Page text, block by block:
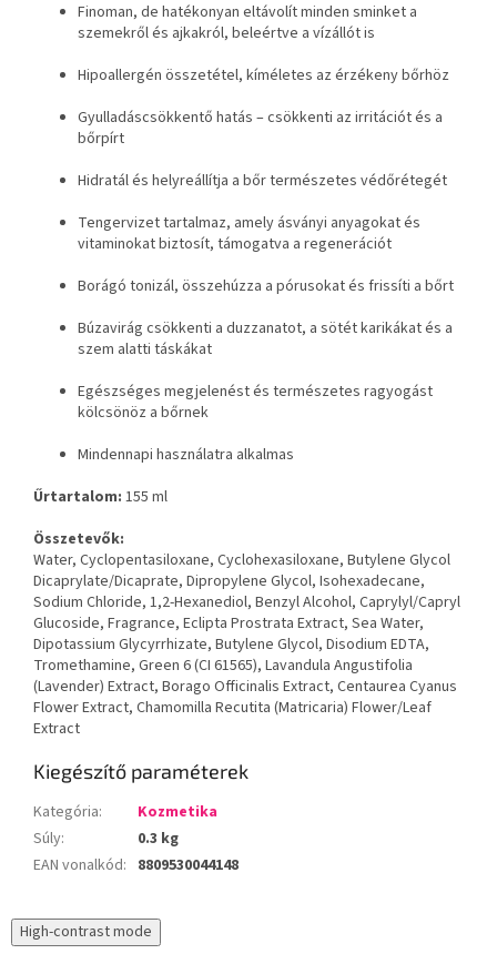
Finoman, de hatékonyan eltávolít minden sminket a
szemekről és ajkakról, beleértve a vízállót is
Hipoallergén összetétel, kíméletes az érzékeny bőrhöz
Gyulladáscsökkentő hatás – csökkenti az irritációt és a
bőrpírt
Hidratál és helyreállítja a bőr természetes védőrétegét
Tengervizet tartalmaz, amely ásványi anyagokat és
vitaminokat biztosít, támogatva a regenerációt
Borágó tonizál, összehúzza a pórusokat és frissíti a bőrt
Búzavirág csökkenti a duzzanatot, a sötét karikákat és a
szem alatti táskákat
Egészséges megjelenést és természetes ragyogást
kölcsönöz a bőrnek
Mindennapi használatra alkalmas
Űrtartalom: 155 ml
Összetevők:
Water, Cyclopentasiloxane, Cyclohexasiloxane, Butylene Glycol
Dicaprylate/Dicaprate, Dipropylene Glycol, Isohexadecane,
Sodium Chloride, 1,2-Hexanediol, Benzyl Alcohol, Caprylyl/Capryl
Glucoside, Fragrance, Eclipta Prostrata Extract, Sea Water,
Dipotassium Glycyrrhizate, Butylene Glycol, Disodium EDTA,
Tromethamine, Green 6 (CI 61565), Lavandula Angustifolia
(Lavender) Extract, Borago Officinalis Extract, Centaurea Cyanus
Flower Extract, Chamomilla Recutita (Matricaria) Flower/Leaf
Extract
Kiegészítő paraméterek
Kategória:
Kozmetika
Súly:
0.3 kg
EAN vonalkód: 8809530044148
High-contrast mode